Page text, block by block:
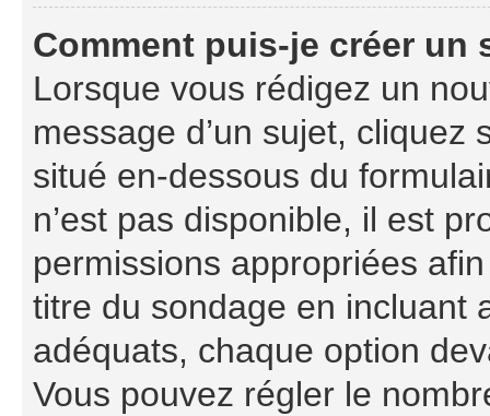
Comment puis-je créer un
Lorsque vous rédigez un
message d’un sujet, cliquez
situé en-dessous du
n’est pas disponible, il est
permissions appropriées
titre du sondage en incluant
adéquats, chaque option
Vous pouvez régler le